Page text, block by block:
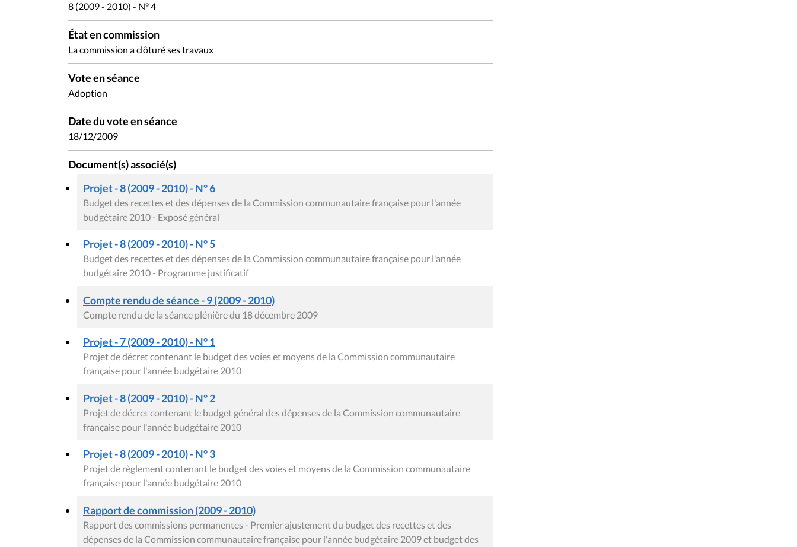
8 (2009 - 2010) - N° 4
État en commission
La commission a clôturé ses travaux
Vote en séance
Adoption
Date du vote en séance
18/12/2009
Document(s) associé(s)
Projet - 8 (2009 - 2010) - N° 6
Budget des recettes et des dépenses de la Commission communautaire française pour l'année
budgétaire 2010 - Exposé général
Projet - 8 (2009 - 2010) - N° 5
Budget des recettes et des dépenses de la Commission communautaire française pour l'année
budgétaire 2010 - Programme justificatif
Compte rendu de séance - 9 (2009 - 2010)
Compte rendu de la séance plénière du 18 décembre 2009
Projet - 7 (2009 - 2010) - N° 1
Projet de décret contenant le budget des voies et moyens de la Commission communautaire
française pour l'année budgétaire 2010
Projet - 8 (2009 - 2010) - N° 2
Projet de décret contenant le budget général des dépenses de la Commission communautaire
française pour l'année budgétaire 2010
Projet - 8 (2009 - 2010) - N° 3
Projet de règlement contenant le budget des voies et moyens de la Commission communautaire
française pour l'année budgétaire 2010
Rapport de commission (2009 - 2010)
Rapport des commissions permanentes - Premier ajustement du budget des recettes et des
dépenses de la Commission communautaire française pour l'année budgétaire 2009 et budget des